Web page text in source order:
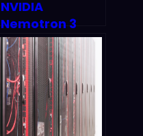
NVIDIA
Nemotron 3
Super 重磅降臨：
Mamba-
Transformer 混
合架構如何翻转
Agentic AI 成本
結構